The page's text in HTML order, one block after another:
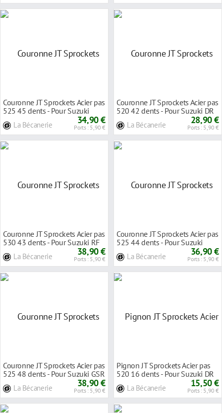
Couronne JT Sprockets Acier pas
525 45 dents - Pour Suzuki
La Bécanerie 34,90 €
Ports : 5,90 €
Couronne JT Sprockets Acier pas
520 42 dents - Pour Suzuki DR
La Bécanerie 28,90 €
Ports : 5,90 €
Couronne JT Sprockets Acier pas
530 43 dents - Pour Suzuki RF
La Bécanerie 38,90 €
Ports : 5,90 €
Couronne JT Sprockets Acier pas
525 44 dents - Pour Suzuki
La Bécanerie 36,90 €
Ports : 5,90 €
Couronne JT Sprockets Acier pas
525 48 dents - Pour Suzuki GSR
La Bécanerie 38,90 €
Ports : 5,90 €
Pignon JT Sprockets Acier pas
520 16 dents - Pour Suzuki DR
La Bécanerie 15,50 €
Ports : 5,90 €